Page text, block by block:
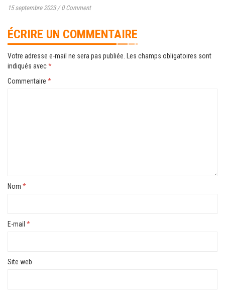
15 septembre 2023 / 0 Comment
ÉCRIRE UN COMMENTAIRE
Votre adresse e-mail ne sera pas publiée.
Les champs obligatoires sont
indiqués avec*
Commentaire *
Nom *
E-mail *
Site web